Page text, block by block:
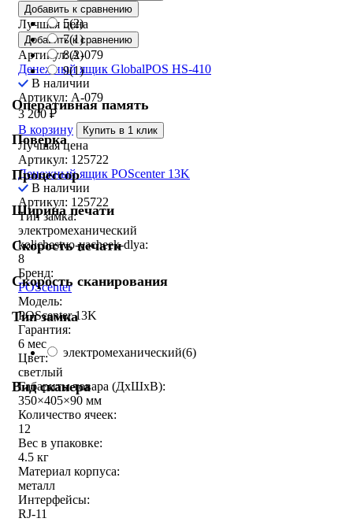
5(2)
7(1)
8(2)
9(1)
Оперативная память
Поверка
Процессор
Ширина печати
Скорость печати
Скорость сканирования
Тип замка
электромеханический(6)
Вид сканера
Добавить к сравнению
Лучшая цена
Добавить к сравнению
Артикул: A-079
Денежный ящик GlobalPOS HS-410
В наличии
Артикул: A-079
3 200₽
В корзину
Купить в 1 клик
Лучшая цена
Артикул: 125722
Денежный ящик POScenter 13K
В наличии
Артикул: 125722
Тип замка:
электромеханический
kolichestvo-yacheek-dlya:
8
Бренд:
POScenter
Модель:
POScenter 13K
Гарантия:
6 мес
Цвет:
светлый
Габариты товара (ДxШxВ):
350×405×90 мм
Количество ячеек:
12
Вес в упаковке:
4.5 кг
Материал корпуса:
металл
Интерфейсы:
RJ-11